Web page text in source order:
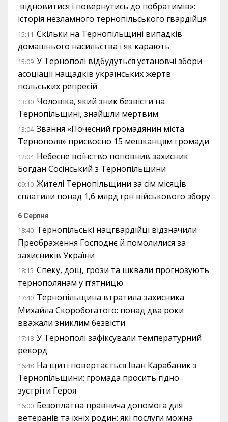
відновитися і повернутись до побратимів»:
історія незламного тернопільського гвардійця
15:11 Скільки на Тернопільщині випадків
домашнього насильства і як карають
15:09 У Тернополі відбудуться установчі збори
асоціації нащадків українських жертв
польських репресій
13:30 Чоловіка, який зник безвісти на
Тернопільщині, знайшли мертвим
13:04 Звання «Почесний громадянин міста
Тернополя» присвоєно 15 мешканцям громади
12:04 Небесне воїнство поповнив захисник
Богдан Сосінський з Тернопільщини
09:10 Жителі Тернопільщини за сім місяців
сплатили понад 1,6 млрд грн військового збору
6 Серпня
18:40 Тернопільські нацгвардійці відзначили
Преображення Господнє й помолилися за
захисників України
18:15 Спеку, дощ, грози та шквали прогнозують
тернополянам у п’ятницю
17:40 Тернопільщина втратила захисника
Михайла Скоробогатого: понад два роки
вважали зниклим безвісти
17:18 У Тернополі зафіксували температурний
рекорд
16:48 На щиті повертається Іван Карабаник з
Тернопільщини: громада просить гідно
зустріти Героя
16:00 Безоплатна правнича допомога для
ветеранів та їхніх родин: які послуги можна